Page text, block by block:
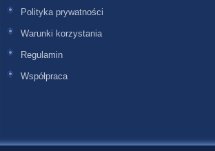
Polityka prywatności
Warunki korzystania
Regulamin
Współpraca